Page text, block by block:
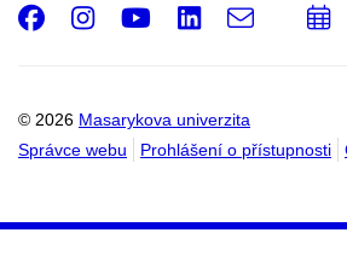
© 2026 Masarykova univerzita
Správce webu
Prohlášení o přístupnosti
Facebook
Instagram
Youtube
LinkedIn
e-